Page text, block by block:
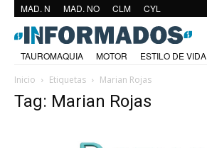
MAD. N MAD. NO CLM CYL
TAUROMAQUIA MOTOR
ESTILO DE VIDA
Inicio
Etiquetas Marian Rojas
Tag: Marian Rojas